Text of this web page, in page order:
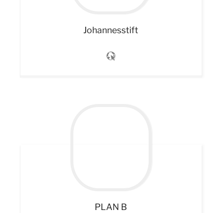
Johannesstift
PLAN B